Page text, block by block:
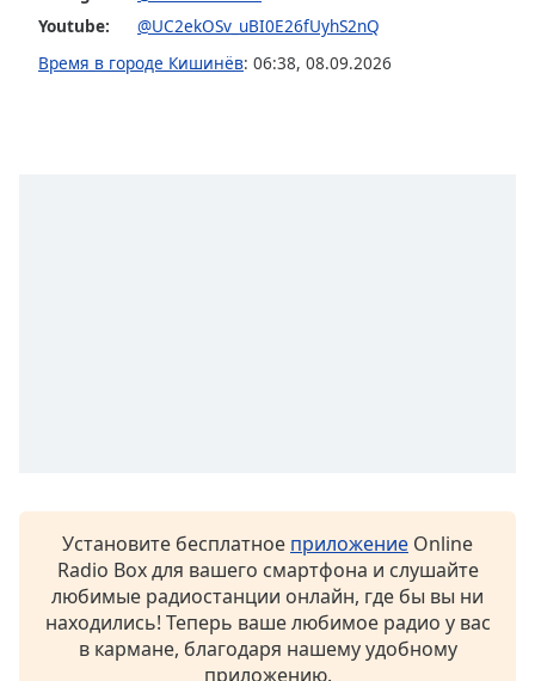
FontYoutube:
@UC2ekOSv_uBI0E26fUyhS2nQ
Время в городе Кишинёв: 06:38, 08.09.2026
Установите бесплатное приложение Online
Radio Box для вашего смартфона и слушайте
любимые радиостанции онлайн, где бы вы ни
находились! Теперь ваше любимое радио у вас
в кармане, благодаря нашему удобному
приложению.